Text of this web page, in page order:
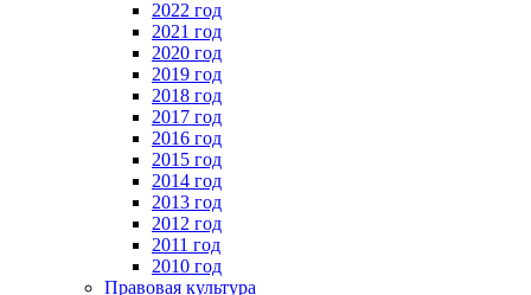
2022 год
2021 год
2020 год
2019 год
2018 год
2017 год
2016 год
2015 год
2014 год
2013 год
2012 год
2011 год
2010 год
Правовая культура